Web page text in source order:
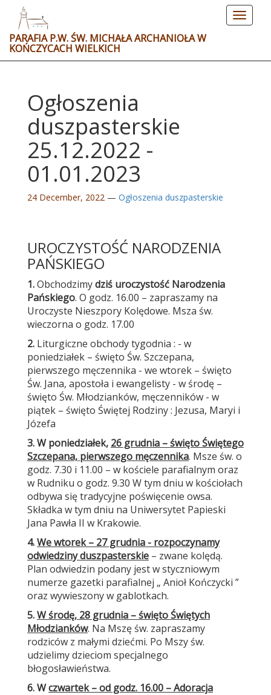
Toggle
PARAFIA P.W. ŚW. MICHAŁA ARCHANIOŁA W
KOŃCZYCACH WIELKICH
Ogłoszenia
duszpasterskie
25.12.2022 -
01.01.2023
24 December, 2022 — Ogłoszenia duszpasterskie
UROCZYSTOŚĆ NARODZENIA
PAŃSKIEGO
1.Obchodzimydziś uroczystość Narodzenia
Pańskiego. O godz. 16.00 – zapraszamy na
Uroczyste Nieszpory Kolędowe. Msza św.
wieczorna o godz. 17.00
2. Liturgiczne obchody tygodnia : - w
poniedziałek – święto Św. Szczepana,
pierwszego męczennika - we wtorek – święto
Św. Jana, apostoła i ewangelisty - w środę –
święto Św. Młodzianków, męczenników - w
piątek – święto Świętej Rodziny : Jezusa, Maryi i
Józefa
3.W poniedziałek, 26 grudnia – święto Świętego
Szczepana, pierwszego męczennika. Msze św. o
godz. 7.30 i 11.00 – w kościele parafialnym oraz
w Rudniku o godz. 9.30 W tym dniu w kościołach
odbywa się tradycyjne poświęcenie owsa.
Składka w tym dniu na Uniwersytet Papieski
Jana Pawła II w Krakowie.
4.We wtorek – 27 grudnia - rozpoczynamy
odwiedziny duszpasterskie – zwane kolędą.
Plan odwiedzin podany jest w styczniowym
numerze gazetki parafialnej „ Anioł Kończycki ”
oraz wywieszony w gablotkach.
5.W środę, 28 grudnia – święto Świętych
Młodzianków. Na Mszę św. zapraszamy
rodziców z małymi dziećmi. Po Mszy św.
udzielimy dzieciom specjalnego
błogosławieństwa.
6.Wczwartek – od godz. 16.00 – Adoracja